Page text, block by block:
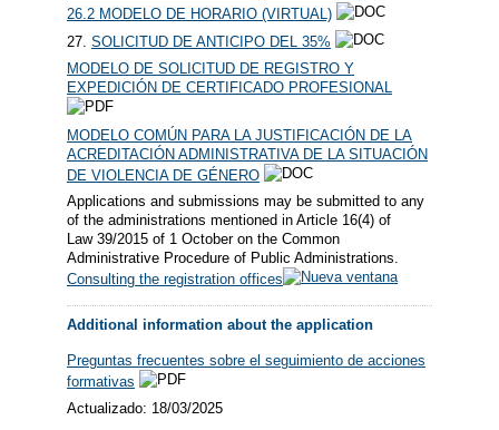
26.2 MODELO DE HORARIO (VIRTUAL)
27. SOLICITUD DE ANTICIPO DEL 35%
MODELO DE SOLICITUD DE REGISTRO Y
EXPEDICIÓN DE CERTIFICADO PROFESIONAL
MODELO COMÚN PARA LA JUSTIFICACIÓN DE LA
ACREDITACIÓN ADMINISTRATIVA DE LA SITUACIÓN
DE VIOLENCIA DE GÉNERO
Applications and submissions may be submitted to any
of the administrations mentioned in Article 16(4) of
Law 39/2015 of 1 October on the Common
Administrative Procedure of Public Administrations.
Consulting the registration offices
Additional information about the application
Preguntas frecuentes sobre el seguimiento de acciones
formativas
Actualizado: 18/03/2025